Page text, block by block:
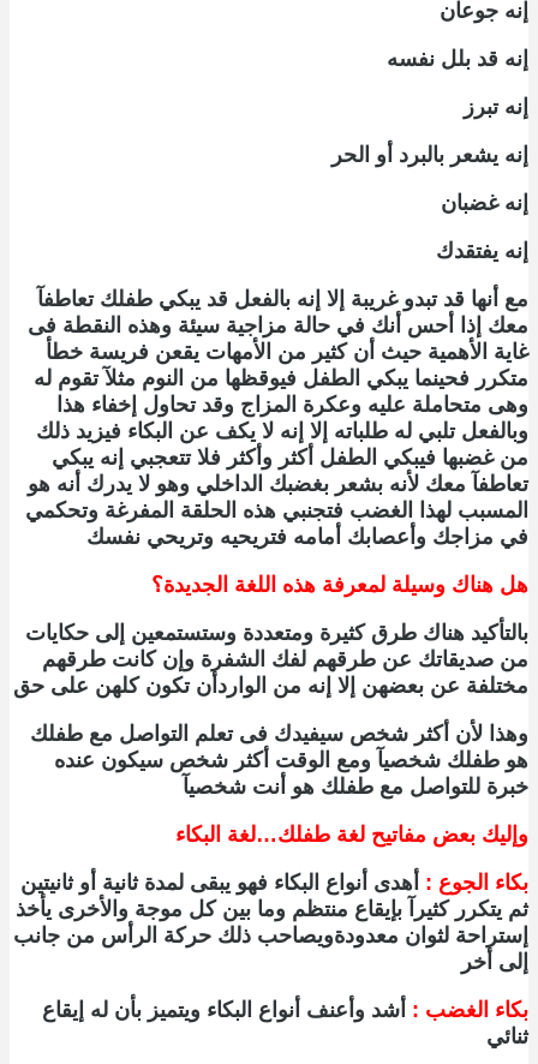
إنه جوعان
إنه قد بلل نفسه
إنه تبرز
إنه يشعر بالبرد أو الحر
إنه غضبان
إنه يفتقدك
مع أنها قد تبدو غريبة إلا إنه بالفعل قد يبكي طفلك تعاطفآ
معك إذا أحس أنك في حالة مزاجية سيئة وهذه النقطة فى
غاية الأهمية حيث أن كثير من الأمهات يقعن فريسة خطأ
متكرر فحينما يبكي الطفل فيوقظها من النوم مثلآ تقوم له
وهى متحاملة عليه وعكرة المزاج وقد تحاول إخفاء هذا
وبالفعل تلبي له طلباته إلا إنه لا يكف عن البكاء فيزيد ذلك
من غضبها فيبكي الطفل أكثر وأكثر فلا تتعجبي إنه يبكي
تعاطفآ معك لأنه بشعر بغضبك الداخلي وهو لا يدرك أنه هو
المسبب لهذا الغضب فتجنبي هذه الحلقة المفرغة وتحكمي
في مزاجك وأعصابك أمامه فتريحيه وتريحي نفسك
هل هناك وسيلة لمعرفة هذه اللغة الجديدة؟
بالتأكيد هناك طرق كثيرة ومتعددة وستستمعين إلى حكايات
من صديقاتك عن طرقهم لفك الشفرة وإن كانت طرقهم
مختلفة عن بعضهن إلا إنه من الواردأن تكون كلهن على حق
وهذا لأن أكثر شخص سيفيدك فى تعلم التواصل مع طفلك
هو طفلك شخصيآ ومع الوقت أكثر شخص سيكون عنده
خبرة للتواصل مع طفلك هو أنت شخصيآ
وإليك بعض مفاتيح لغة طفلك…لغة البكاء
بكاء الجوع : أهدى أنواع البكاء فهو يبقى لمدة ثانية أو ثانيتين
ثم يتكرر كثيرآ بإيقاع منتظم وما بين كل موجة والأخرى يأخذ
إستراحة لثوان معدودةويصاحب ذلك حركة الرأس من جانب
إلى أخر
بكاء الغضب : أشد وأعنف أنواع البكاء ويتميز بأن له إيقاع
ثنائي